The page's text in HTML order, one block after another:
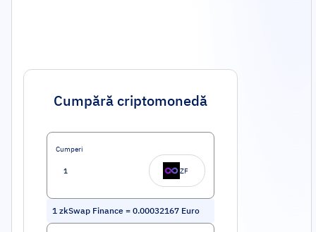
Cumpără criptomonedă
Cumperi
ZF
1 zkSwap Finance = 0.00032167 Euro